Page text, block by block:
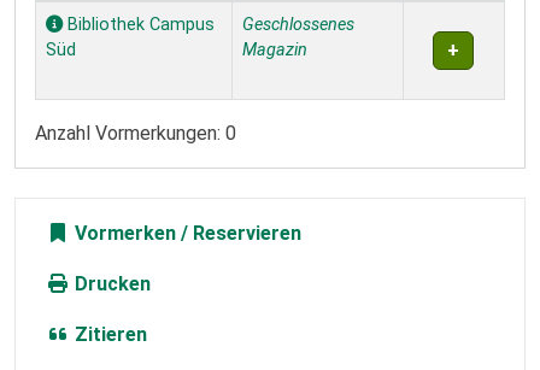
Exemplare
Bibliothek Campus
Süd
Geschlossenes
Magazin
Anzahl Vormerkungen: 0
Vormerken
Drucken
Zitieren